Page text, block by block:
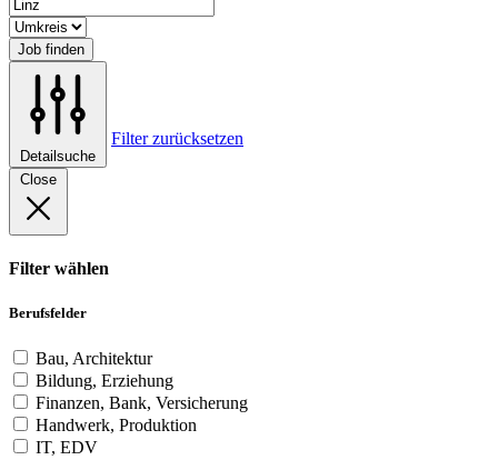
Job finden
Detailsuche
Filter zurücksetzen
Close
Filter wählen
Berufsfelder
Bau, Architektur
Bildung, Erziehung
Finanzen, Bank, Versicherung
Handwerk, Produktion
IT, EDV